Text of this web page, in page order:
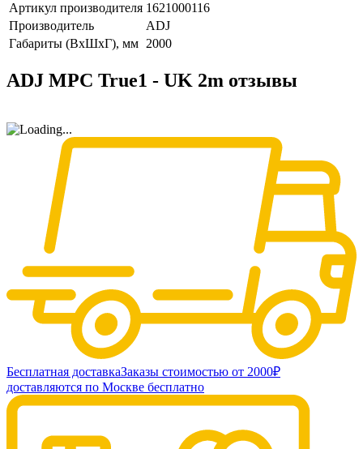
Артикул производителя 1621000116
Производитель
ADJ
Габариты (ВxШxГ), мм 2000
ADJ MPC True1 - UK 2m отзывы
Бесплатная доставкаЗаказы стоимостью от 2000₽
доставляются по Москве бесплатно